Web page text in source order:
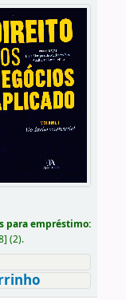
para empréstimo:
] (2).